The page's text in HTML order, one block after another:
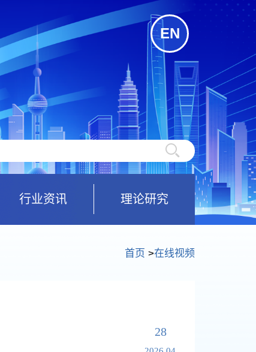
EN
行业资讯 理论研究
首页 >在线视频
28